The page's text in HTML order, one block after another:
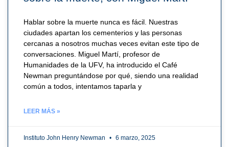
Hablar sobre la muerte nunca es fácil. Nuestras
ciudades apartan los cementerios y las personas
cercanas a nosotros muchas veces evitan este tipo de
conversaciones. Miguel Martí, profesor de
Humanidades de la UFV, ha introducido el Café
Newman preguntándose por qué, siendo una realidad
común a todos, intentamos taparla y
LEER MÁS »
Instituto John Henry Newman 6 marzo, 2025